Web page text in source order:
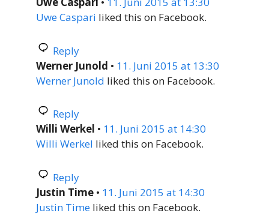
Uwe Caspari liked this on Facebook.
Reply
Werner Junold • 11. Juni 2015 at 13:30
Werner Junold liked this on Facebook.
Reply
Willi Werkel • 11. Juni 2015 at 14:30
Willi Werkel liked this on Facebook.
Reply
Justin Time • 11. Juni 2015 at 14:30
Justin Time liked this on Facebook.